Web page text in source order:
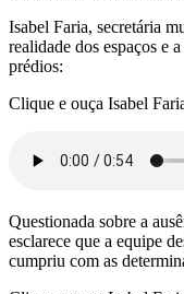
Isabel Faria, secretária
realidade dos espaços e
prédios:
Clique e ouça Isabel
Questionada sobre a
esclarece que a equipe
cumpriu com as